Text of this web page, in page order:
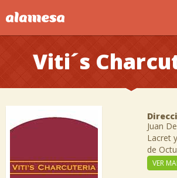
Viti´s
Juan
Lacret
de
VER